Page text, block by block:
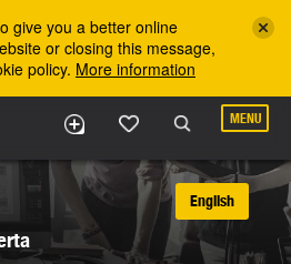
give you a better online
or closing this message,
policy. More information
MENU
English